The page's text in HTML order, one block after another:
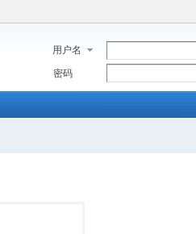
用户名
密码